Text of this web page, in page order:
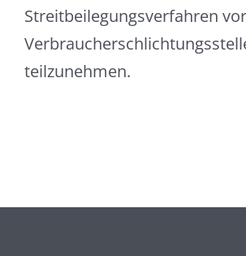
Streitbeilegungsverfahren
teilzunehmen.